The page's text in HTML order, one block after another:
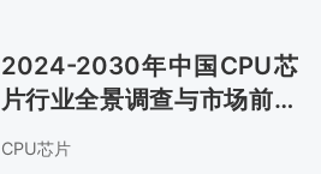
2024-2030年中国CPU芯
片行业全景调查与市场前景
预测报告
CPU芯片